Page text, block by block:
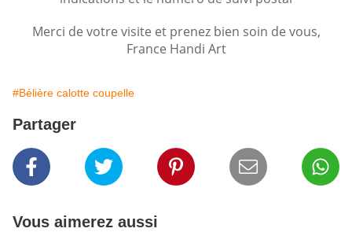
Merci de votre visite et prenez bien soin de vous,
France Handi Art
#Bélière calotte coupelle
Partager
Vous aimerez aussi